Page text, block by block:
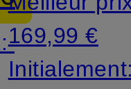
169,99 €